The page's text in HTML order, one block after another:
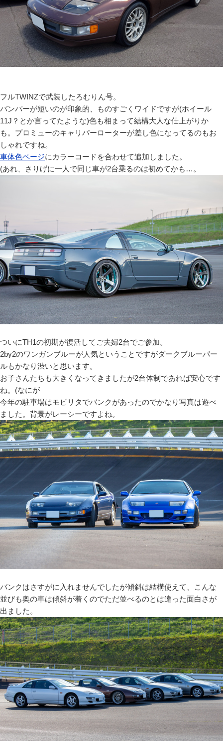
フルTWINZで武装したろむりん号。
バンパーが短いのが印象的、ものすごくワイドですが(ホイール
11J？とか言ってたような)色も相まって結構大人な仕上がりか
も。プロミューのキャリパーローターが差し色になってるのもお
しゃれですね。
車体色ページにカラーコードを合わせて追加しました。
(あれ、さりげに一人で同じ車が2台乗るのは初めてかも…。
ついにTH1の初期が復活してご夫婦2台でご参加。
2by2のワンガンブルーが人気ということですがダークブルーパー
ルもかなり渋いと思います。
お子さんたちも大きくなってきましたが2台体制であれば安心です
ね。(なにが
今年の駐車場はモビリタでバンクがあったのでかなり写真は遊べ
ました。背景がレーシーですよね。
バンクはさすがに入れませんでしたが傾斜は結構使えて、こんな
並びも奥の車は傾斜が着くのでただ並べるのとは違った面白さが
出ました。